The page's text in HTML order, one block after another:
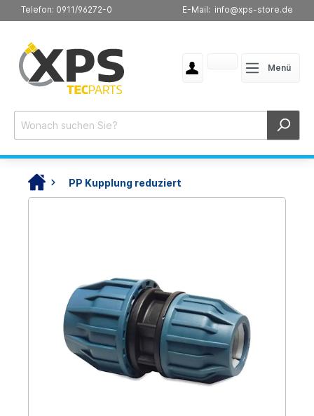
Telefon: 0911/96272-0 E-Mail: info@xps-store.de
Menü
PP Kupplung reduziert